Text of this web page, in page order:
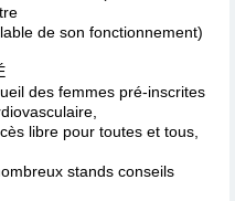
de son fonctionnement)
des femmes pré-inscrites
libre pour toutes et tous,
stands conseils